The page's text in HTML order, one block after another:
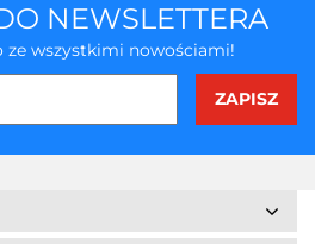
NEWSLETTERA
ze wszystkimi nowościami!